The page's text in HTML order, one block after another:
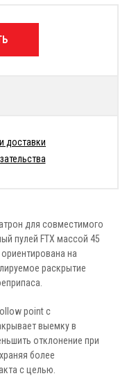
для совместимого
пулей FTX массой 45
на
раскрытие
point с
выемку в
отклонение при
более
с целью.
доставки